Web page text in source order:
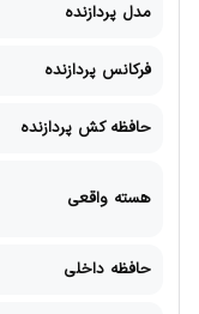
مدل پردازنده
فرکانس پردازنده
حافظه کش پردازنده
هسته واقعی
حافظه داخلی